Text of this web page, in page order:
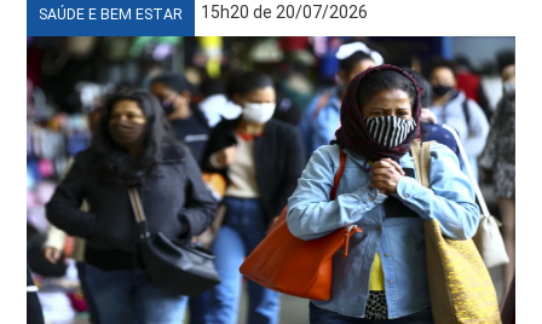
SAÚDE E BEM ESTAR 15h20 de 20/07/2026